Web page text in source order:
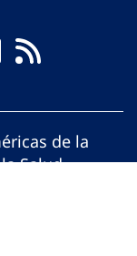
de la
Salud